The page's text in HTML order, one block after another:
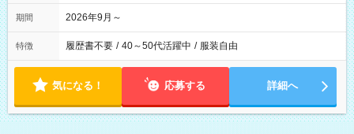
期間 2026年9月～
特徴 履歴書不要 / 40～50代活躍中 / 服装自由
気になる！ 応募する 詳細へ